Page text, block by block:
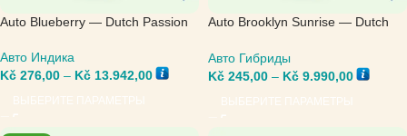
Auto Blueberry — Dutch Passion
Авто Индика
Kč 276,00 – Kč 13.942,00
Auto Brooklyn Sunrise — Dutch
Авто Гибриды
Kč 245,00 – Kč 9.990,00
ВЫБЕРИТЕ ПАРАМЕТРЫ